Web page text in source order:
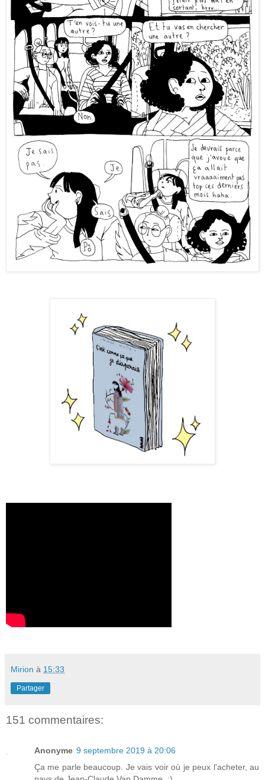
Mirion à 15:33
Partager
151 commentaires:
Anonyme 9 septembre 2019 à 20:06
Ça me parle beaucoup. Je vais voir où je peux l'acheter, au